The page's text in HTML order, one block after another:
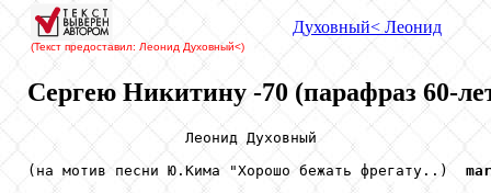
(Текст предоставил: Леонид Духовный<)
Духовный< Леонид
Сергею Никитину -70 (парафраз 60-
                  Леонид Духовный
(на мотив песни Ю.Кима "Хорошо бежать фрегату..)